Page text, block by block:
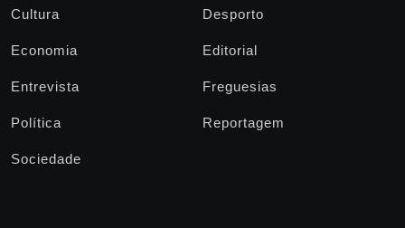
Cultura Desporto
Economia Editorial
Entrevista Freguesias
Política Reportagem
Sociedade